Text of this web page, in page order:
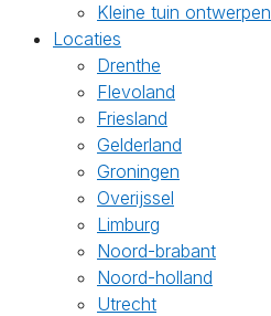
Kleine tuin ontwerpen
Locaties
Drenthe
Flevoland
Friesland
Gelderland
Groningen
Overijssel
Limburg
Noord-brabant
Noord-holland
Utrecht